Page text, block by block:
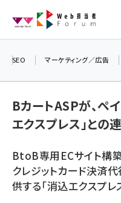
ン
ai (2814)
youtube (2441)
SEO マーケティング／広告
BカートASPが、ペ
エクスプレス」との
BtoB専用ECサイト構築
クレジットカード決済
供する「消込エクスプ